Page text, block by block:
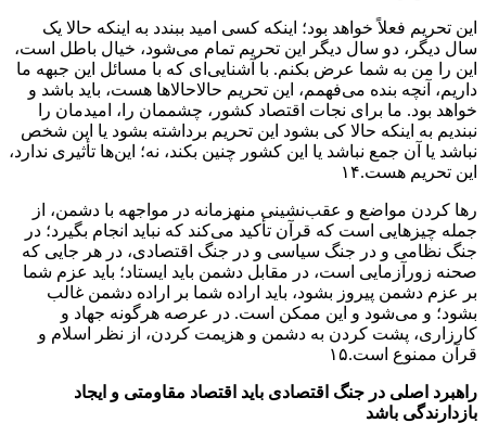
این تحریم فعلاً خواهد بود؛ اینکه کسی امید ببندد به اینکه حالا یک
سال دیگر، دو سال دیگر این تحریم تمام می‌شود، خیال باطل است،
این را من به شما عرض بکنم. با آشنایی‌ای که با مسائل این جبهه ما
داریم، آنچه بنده می‌فهمم، این تحریم حالاحالا‌ها هست، باید باشد و
خواهد بود. ما برای نجات اقتصاد کشور، چشممان را، امیدمان را
نبندیم به اینکه حالا کی بشود این تحریم برداشته بشود یا این شخص
نباشد یا آن جمع نباشد یا این کشور چنین بکند، نه؛ این‌ها تأثیری ندارد،
این تحریم هست.۱۴
ر‌ها کردن مواضع و عقب‌نشینی منهزمانه در مواجهه‌ با دشمن، از
جمله‌ چیز‌هایی است که قرآن تأکید می‌کند که نباید انجام بگیرد؛ در
جنگ نظامی و در جنگ سیاسی و در جنگ اقتصادی، در هر جایی که
صحنه‌ زورآزمایی است، در مقابل دشمن باید ایستاد؛ باید عزم شما
بر عزم دشمن پیروز بشود، باید اراده‌ شما بر اراده‌ دشمن غالب
بشود؛ و می‌شود و این ممکن است. در عرصه‌ هرگونه جهاد و
کارزاری، پشت کردن به دشمن و هزیمت کردن، از نظر اسلام و
قرآن ممنوع است.۱۵
راهبرد اصلی در جنگ اقتصادی باید اقتصاد مقاومتی و ایجاد
بازدارندگی باشد